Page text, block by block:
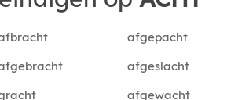
afgepacht
afgeslacht
afgewacht